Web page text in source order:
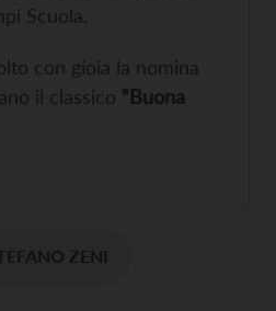
Scuola.
con gioia la nomina
il classico “Buona
ZENI